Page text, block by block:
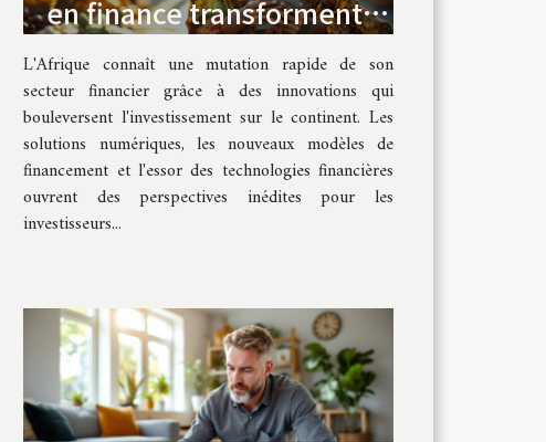
en finance transforment-
elles l'investissement en
Afrique ?
L'Afrique connaît une mutation rapide de son
secteur financier grâce à des innovations qui
bouleversent l'investissement sur le continent. Les
solutions numériques, les nouveaux modèles de
financement et l'essor des technologies financières
ouvrent des perspectives inédites pour les
investisseurs...